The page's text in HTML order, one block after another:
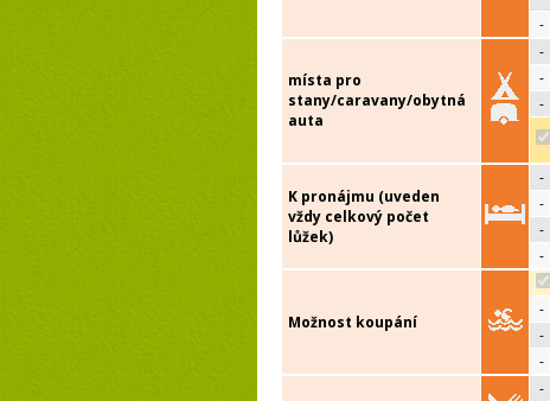
-
místa pro
stany/caravany/obytná
auta
-
-
-
K pronájmu (uveden
vždy celkový počet
lůžek)
-
-
-
-
Možnost koupání
-
-
-
-